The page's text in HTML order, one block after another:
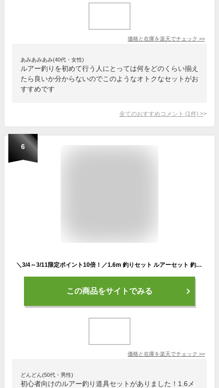
価格と在庫を楽天でチェック >>
あみあみあみ(40代・女性)
ルアー釣りを初めて行う人にとっては何をどのくらい揃え
たら良いか分からないのでこのようなオトクなセットがお
すすめです
全てのおすすめコメント (1 件) >
6
＼3/4～3/11限定ポイント10倍！／1.6m 釣りセット ルアーセット 釣竿セット 初心者 子供 スピニングリール 海釣り 投げ釣り 釣り具 釣り竿セット 釣具セット コンパクト リール付きロッド ルアー ライン付 釣りバッグ
この商品をサイトでみる
価格と在庫を楽天でチェック >>
どんどん(50代・男性)
初心者向けのルアー釣り道具セットがありました！1.6メ